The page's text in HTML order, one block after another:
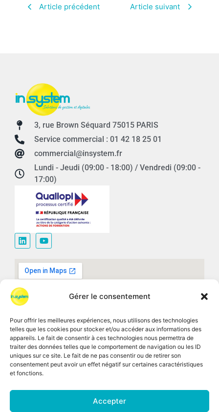
Gérer le consentement
Pour offrir les meilleures expériences, nous utilisons des technologies
telles que les cookies pour stocker et/ou accéder aux informations des
appareils. Le fait de consentir à ces technologies nous permettra de
traiter des données telles que le comportement de navigation ou les ID
uniques sur ce site. Le fait de ne pas consentir ou de retirer son
consentement peut avoir un effet négatif sur certaines caractéristiques
et fonctions.
Accepter
Article précédent Article suivant
3, rue Brown Séquard 75015 PARIS
Service commercial : 01 42 18 25 01
commercial@insystem.fr
Lundi - Jeudi (09:00 - 18:00) / Vendredi (09:00 -
17:00)